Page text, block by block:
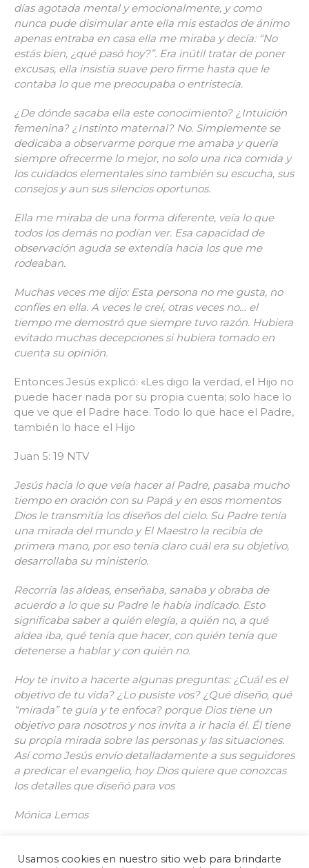
días agotada mental y emocionalmente, ycomo
nunca pude disimular ante ella mis estados de ánimo
apenasentraba en casa ella me miraba y decía: “No
estás bien, ¿qué pasó hoy?”. Era inútil tratar de poner
excusas, ella insistía suave pero firme hasta que le
contaba lo que me preocupaba o entristecía.
¿De dónde sacaba ella este conocimiento? ¿Intuición
femenina? ¿Instinto maternal? No. Simplemente se
dedicaba a observarme porque me amaba y quería
siempre ofrecerme lo mejor, no solo una rica comida y
los cuidados elementales sino también su escucha, sus
consejos y aun sus silencios oportunos.
Ella me miraba de una forma diferente, veía lo que
todos los demás no podían ver. Esa capacidad de
observación aguda se extendía hacia los que me
rodeaban.
Muchas veces me dijo: Esta persona no me gusta, no
confíes en ella. A veces le creí, otras veces no… el
tiempo me demostró que siempre tuvo razón. Hubiera
evitado muchas decepciones si hubiera tomado en
cuenta su opinión.
Entonces Jesús explicó: «Les digo la verdad, el Hijo no
puede hacer nada por su propia cuenta; solo hace lo
que ve que el Padre hace. Todo lo que hace el Padre,
también lo hace el Hijo
Juan 5: 19 NTV
Jesús hacia lo que veía hacer al Padre, pasaba mucho
tiempo en oración con su Papá y en esos momentos
Dios le transmitía los diseños del cielo. Su Padre tenía
una mirada del mundo y El Maestro la recibía de
primera mano, por eso tenía claro cuál era su objetivo,
desarrollaba su ministerio.
Recorría las aldeas, enseñaba, sanaba y obraba de
acuerdo a lo que su Padre le había indicado. Esto
significaba saber a quién elegía, a quién no, a qué
aldea iba, qué tenía que hacer, con quién tenía que
detenerse a hablar y con quién no.
Hoy te invito a hacerte algunas preguntas: ¿Cuál es el
objetivo de tu vida? ¿Lo pusiste vos? ¿Qué diseño, qué
“mirada” te guía y te enfoca? porque Dios tiene un
objetivo para nosotros y nos invita a ir hacia él. Él tiene
su propia mirada sobre las personas y las situaciones.
Así como Jesús envío detalladamente a sus seguidores
a predicar el evangelio, hoy Dios quiere que conozcas
los detalles que diseñó para vos
Mónica Lemos
Usamos cookies en nuestro sitio web para brindarte